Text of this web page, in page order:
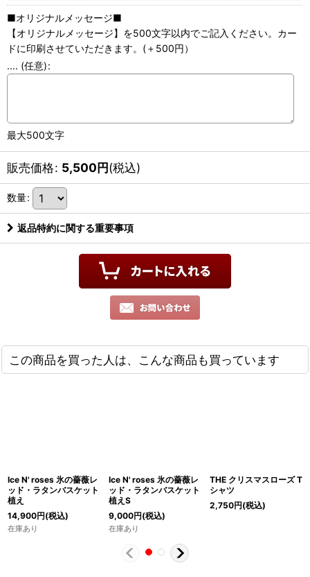
■オリジナルメッセージ■
【オリジナルメッセージ】を500文字以内でご記入ください。カー
ドに印刷させていただきます。(＋500円）
.... (任意):
最大500文字
販売価格: 5,500円(税込)
数量:
返品特約に関する重要事項
この商品を買った人は、こんな商品も買っています
Ice N' roses 氷の薔薇レ
ッド・ラタンバスケット
植え
14,900円(税込)
在庫あり
Ice N' roses 氷の薔薇レ
ッド・ラタンバスケット
植えS
9,000円(税込)
在庫あり
THE クリスマスローズ T
シャツ
2,750円(税込)